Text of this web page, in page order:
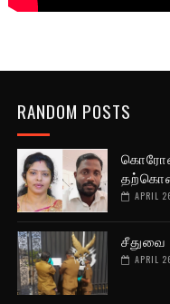
RANDOM POSTS
APRIL
சீதுவை
APRIL